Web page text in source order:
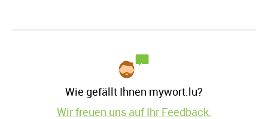
Wie gefällt Ihnen mywort.lu?
Wir freuen uns auf Ihr Feedback.